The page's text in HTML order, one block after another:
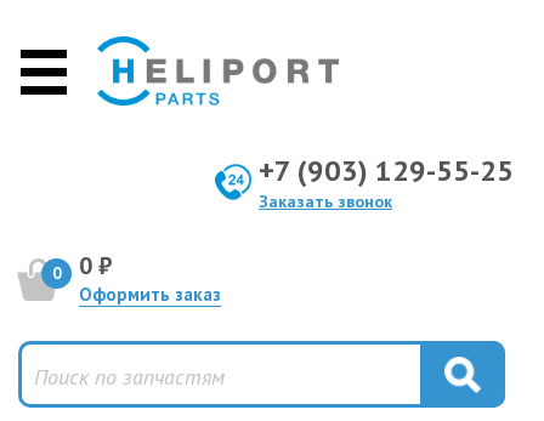
+7 (903) 129-55-25
Заказать звонок
0 0 ₽
Оформить заказ